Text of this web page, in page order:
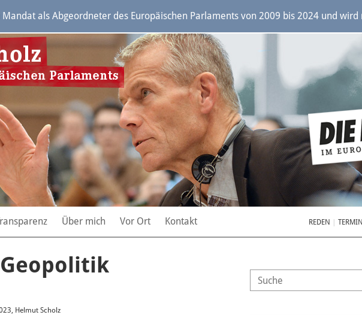
als Abgeordneter des Europäischen Parlaments von 2009 bis 2024 und
Über mich Vor Ort Kontakt REDEN
Helmut Scholz